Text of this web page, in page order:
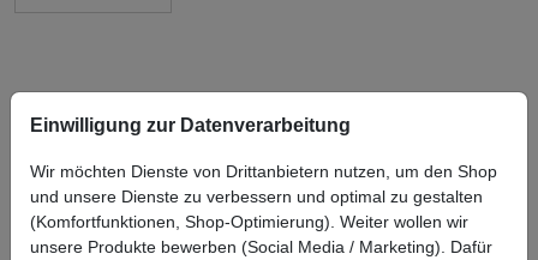
3M BestPartner Commercial Solutions
Preisschutz für unsere Kunden
Einwilligung zur Datenverarbeitung
Wir möchten Dienste von Drittanbietern nutzen, um den Shop
und unsere Dienste zu verbessern und optimal zu gestalten
(Komfortfunktionen, Shop-Optimierung). Weiter wollen wir
unsere Produkte bewerben (Social Media / Marketing). Dafür